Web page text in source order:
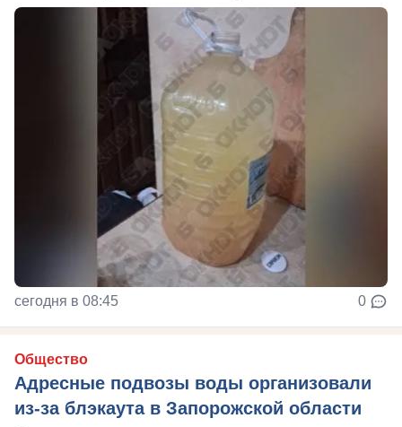
сегодня в 08:45 0
Общество
Адресные подвозы воды организовали
из-за блэкаута в Запорожской области